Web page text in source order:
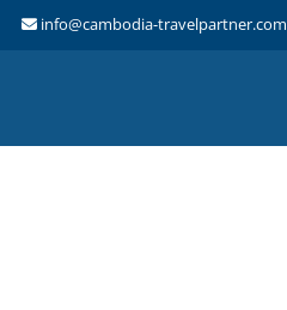
info@cambodia-travelpartner.com